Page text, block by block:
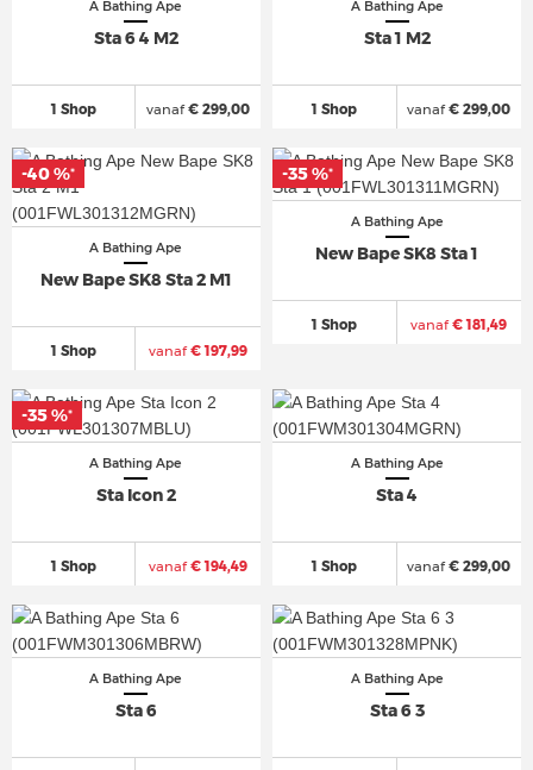
A Bathing Ape
Sta 6 4 M2
1 Shop vanaf€ 299,00
A Bathing Ape
Sta 1 M2
1 Shop vanaf€ 299,00
A Bathing Ape
New Bape SK8 Sta 2 M1
1 Shop vanaf€ 197,99
-40 %*
A Bathing Ape
New Bape SK8 Sta 1
1 Shop vanaf€ 181,49
-35 %*
A Bathing Ape
Sta Icon 2
1 Shop vanaf€ 194,49
-35 %*
A Bathing Ape
Sta 4
1 Shop vanaf€ 299,00
A Bathing Ape
Sta 6
A Bathing Ape
Sta 6 3